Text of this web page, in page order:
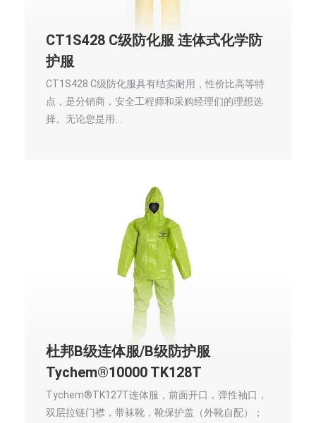
CT1S428 C级防化服 连体式化学防
护服
CT1S428 C级防化服具有结实耐用，性价比高等特
点，是分销商，安全工程师和采购经理们的理想选
择。无论您是用…
杜邦B级连体服/B级防护服
Tychem®10000 TK128T
Tychem®TK127T连体服，前面开口，弹性袖口，
双层拉链门襟，带袜靴，靴保护盖（外靴自配）；